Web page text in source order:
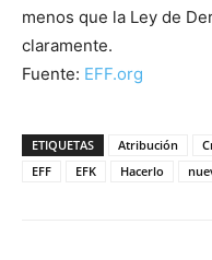
menos que la Ley de
claramente.
Fuente: EFF.org
ETIQUETAS Atribución
EFF
EFK Hacerlo